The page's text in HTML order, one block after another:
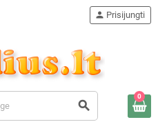
search
person Prisijungti
0